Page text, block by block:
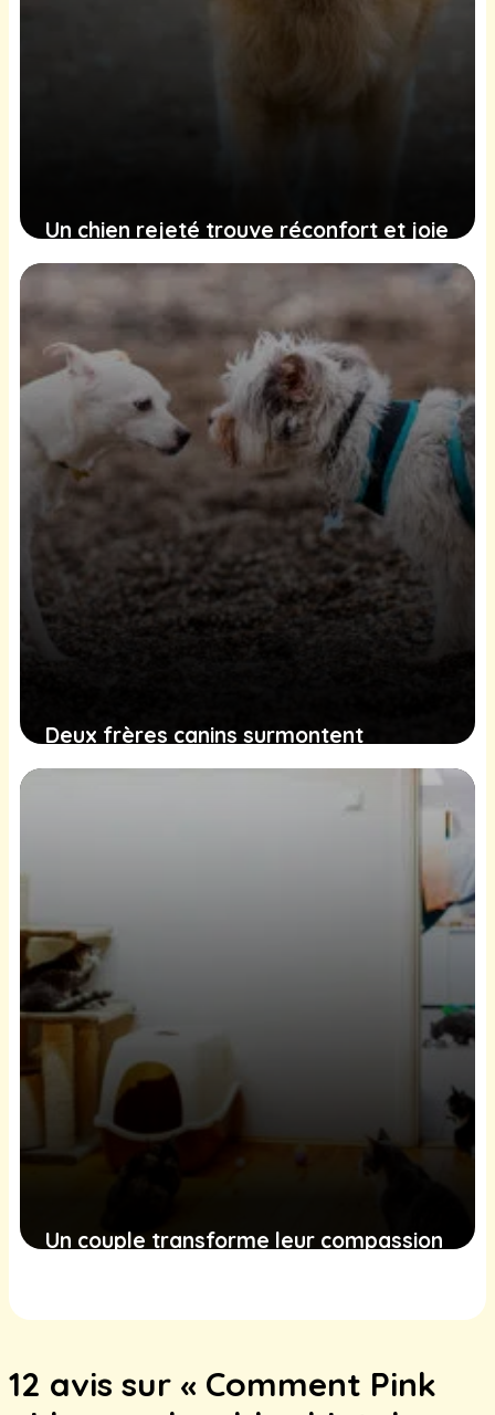
Un chien rejeté trouve réconfort et joie
dans une union imprévue
9 février 2025
Deux frères canins surmontent
l’adversité pour espérer un avenir
radieux dans une demeure aimante
Un couple transforme leur compassion
8 février 2025
12 avis sur « Comment Pink